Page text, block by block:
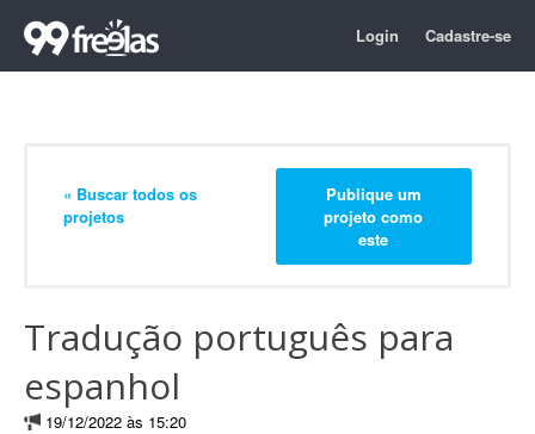
Login Cadastre-se
« Buscar todos os
projetos
Publique um
projeto como
este
Tradução português para
espanhol
19/12/2022 às 15:20